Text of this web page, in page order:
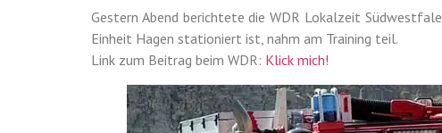
Gestern Abend berichtete die WDR Lokalzeit
Einheit Hagen stationiert ist, nahm am Training teil.
Link zum Beitrag beim WDR: Klick mich!